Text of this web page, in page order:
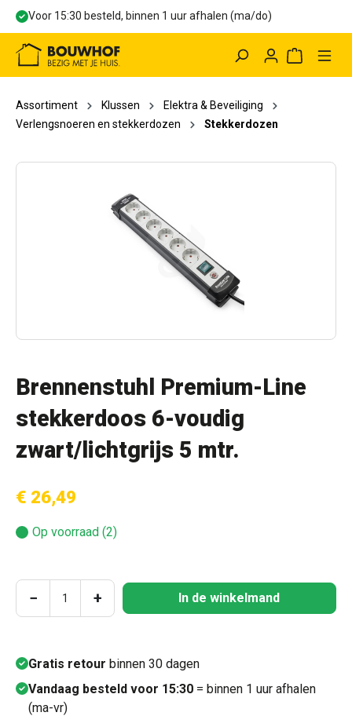
Voor 15:30 besteld, binnen 1 uur afhalen (ma/do)
Assortiment Klussen
Elektra & Beveiliging
Verlengsnoeren en stekkerdozen
Stekkerdozen
Brennenstuhl Premium-Line
stekkerdoos 6-voudig
zwart/lichtgrijs 5 mtr.
€ 26,49
Op voorraad (2)
Producthoeveelheid: Voer de gewenste
− + In de winkelmand
Gratis retour binnen 30 dagen
Vandaag besteld voor 15:30 = binnen 1 uur afhalen
(ma-vr)